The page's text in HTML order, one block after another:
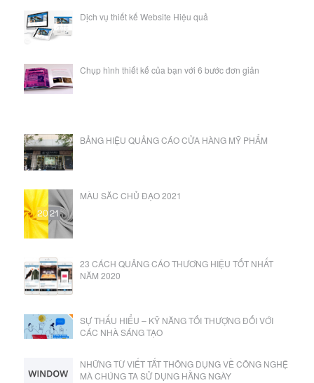
Dịch vụ thiết kế Website Hiệu quả
Chụp hình thiết kế của bạn với 6 bước đơn giản
BẢNG HIỆU QUẢNG CÁO CỬA HÀNG MỸ PHẨM
MÀU SĂC CHỦ ĐẠO 2021
23 CÁCH QUẢNG CÁO THƯƠNG HIỆU TỐT NHẤT
NĂM 2020
SỰ THẤU HIỂU – KỸ NĂNG TỐI THƯỢNG ĐỐI VỚI
CÁC NHÀ SÁNG TẠO
NHỮNG TỪ VIẾT TẮT THÔNG DỤNG VỀ CÔNG NGHỆ
MÀ CHÚNG TA SỬ DỤNG HẰNG NGÀY